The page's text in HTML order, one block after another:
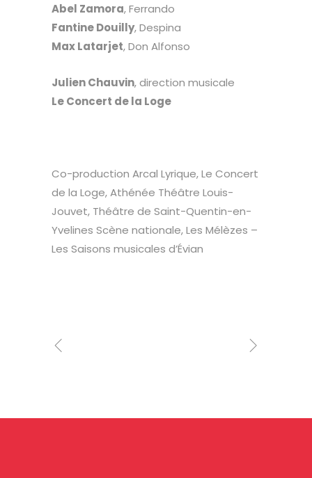
Abel Zamora, Ferrando
Fantine Douilly, Despina
Max Latarjet, Don Alfonso
Julien Chauvin, direction musicale
Le Concert de la Loge
Co-production Arcal Lyrique, Le Concert
de la Loge, Athénée Théâtre Louis-
Jouvet, Théâtre de Saint-Quentin-en-
Yvelines Scène nationale, Les Mélèzes –
Les Saisons musicales d’Évian